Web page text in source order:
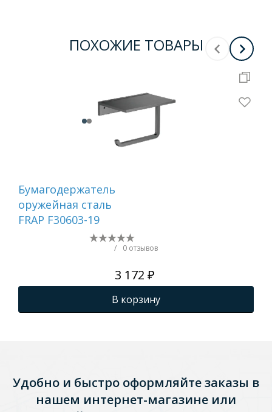
ПОХОЖИЕ ТОВАРЫ
Бумагодержатель
оружейная сталь
FRAP F30603-19
/ 0 отзывов
3 172 ₽
В корзину
Удобно и быстро оформляйте заказы в
нашем интернет-магазине или